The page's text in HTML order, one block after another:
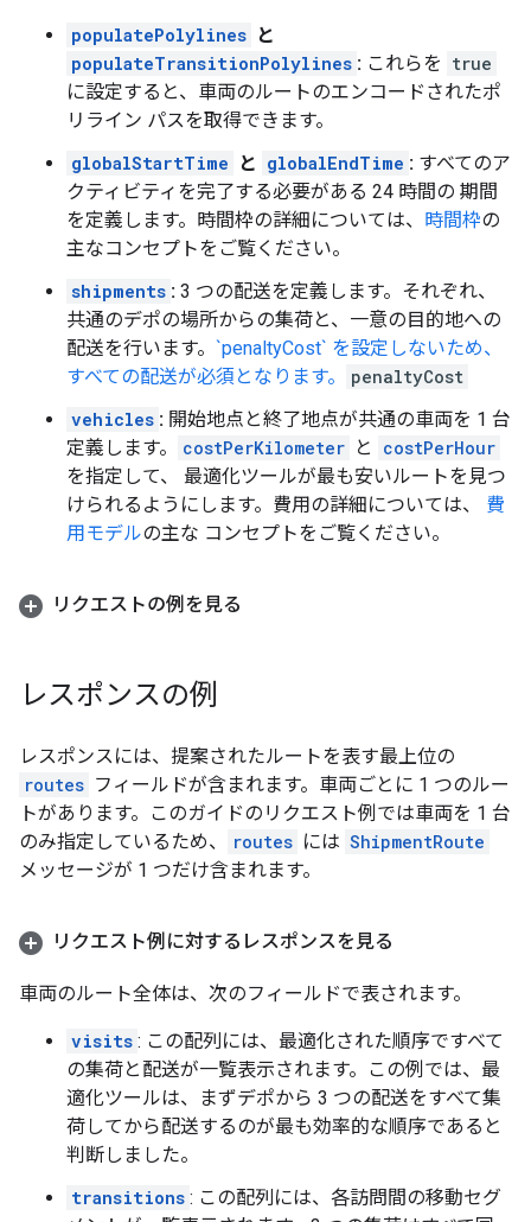
populatePolylines と
populateTransitionPolylines : これらを true
に設定すると、車両のルートのエンコードされたポ
リライン パスを取得できます。
globalStartTime
と globalEndTime : すべてのア
クティビティを完了する必要がある 24 時間の 期間
を定義します。時間枠の詳細については、 時間枠の
主なコンセプトをご覧ください。
shipments : 3 つの配送を定義します。それぞれ、
共通のデポの場所からの集荷と、一意の目的地への
配送を行います。 `penaltyCost` を設定しないため、
すべての配送が必須となります。
penaltyCost
vehicles : 開始地点と終了地点が共通の車両を 1 台
定義します。
costPerKilometer と
costPerHour
を指定して、 最適化ツールが最も安いルートを見つ
けられるようにします。費用の詳細については、 費
用モデルの主な コンセプトをご覧ください。
リクエストの例を見る
レスポンスの例
レスポンスには、提案されたルートを表す最上位の
routes フィールドが含まれます。車両ごとに 1 つのルー
トがあります。このガイドのリクエスト例では車両を 1 台
のみ指定しているため、
routes には ShipmentRoute
メッセージが 1 つだけ含まれます。
リクエスト例に対するレスポンスを見る
車両のルート全体は、次のフィールドで表されます。
visits : この配列には、最適化された順序ですべて
の集荷と配送が一覧表示されます。この例では、最
適化ツールは、まずデポから 3 つの配送をすべて集
荷してから配送するのが最も効率的な順序であると
判断しました。
transitions : この配列には、各訪問間の移動セグ